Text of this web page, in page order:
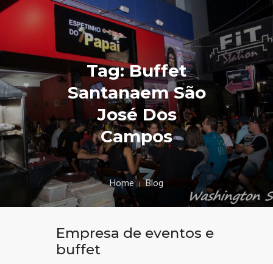
Tag: Buffet
Santanaem São
José Dos
Campos
Home Blog
Empresa de eventos e
buffet